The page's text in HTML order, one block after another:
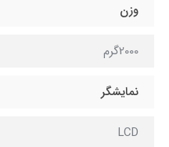
وزن
2000گرم
نمایشگر
LCD